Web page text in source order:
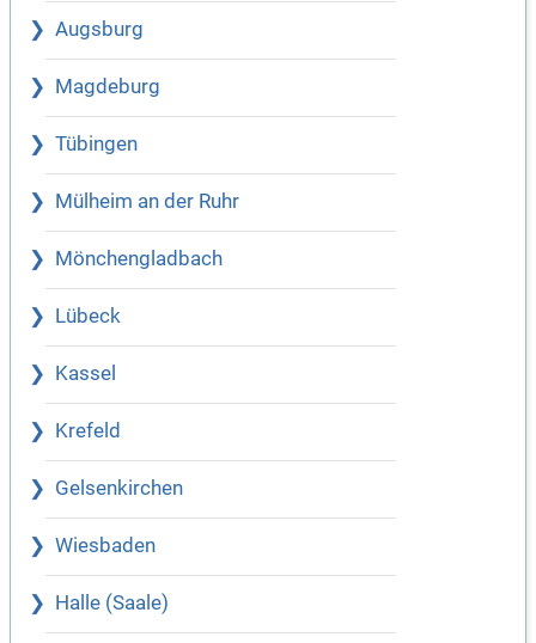
Augsburg
Magdeburg
Tübingen
Mülheim an der Ruhr
Mönchengladbach
Lübeck
Kassel
Krefeld
Gelsenkirchen
Wiesbaden
Halle (Saale)